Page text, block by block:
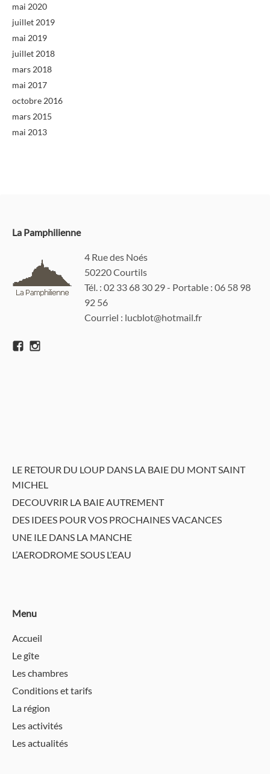
mai 2020
juillet 2019
mai 2019
juillet 2018
mars 2018
mai 2017
octobre 2016
mars 2015
mai 2013
La Pamphilienne
4 Rue des Noés
50220 Courtils
Tél. : 02 33 68 30 29 - Portable : 06 58 98
92 56
Courriel : lucblot@hotmail.fr
LE RETOUR DU LOUP DANS LA BAIE DU MONT SAINT
MICHEL
DECOUVRIR LA BAIE AUTREMENT
DES IDEES POUR VOS PROCHAINES VACANCES
UNE ILE DANS LA MANCHE
L’AERODROME SOUS L’EAU
Menu
Accueil
Le gîte
Les chambres
Conditions et tarifs
La région
Les activités
Les actualités